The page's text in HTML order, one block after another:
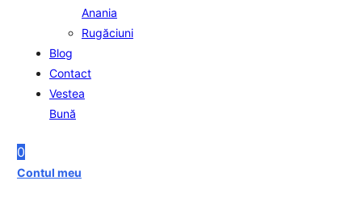
Anania
Rugăciuni
Blog
Contact
Vestea
Bună
0
Contul meu